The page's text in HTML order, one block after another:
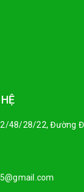
48/28/22, Đường